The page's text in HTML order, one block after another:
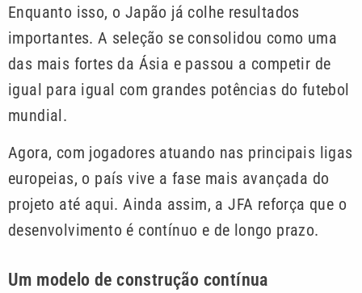
Enquanto isso, o Japão já colhe resultados
importantes. A seleção se consolidou como uma
das mais fortes da Ásia e passou a competir de
igual para igual com grandes potências do futebol
mundial.
Agora, com jogadores atuando nas principais ligas
europeias, o país vive a fase mais avançada do
projeto até aqui. Ainda assim, a JFA reforça que o
desenvolvimento é contínuo e de longo prazo.
Um modelo de construção contínua